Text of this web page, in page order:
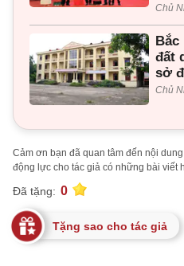
Chủ
đất
sở
Chủ
Cảm ơn bạn đã quan tâm đến nội
động lực cho tác giả có những bài viết
Đã tặng: 0
Tặng sao cho tác giả